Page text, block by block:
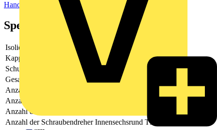
Handwerkzeuge
Spezifikationen
Isoliert
Kappe drehbar
Nein
Schutzisoliert 1000 V
Gesamtzahl der Werkzeuge
Anzahl der Schlitz-Schraubendreher
Anzahl der Kreuz-Schraubendreher Phillips PH
Anzahl der Kreuz-Schraubendreher Pozidriv PZ
Anzahl der Schraubendreher Innensechsrund TX